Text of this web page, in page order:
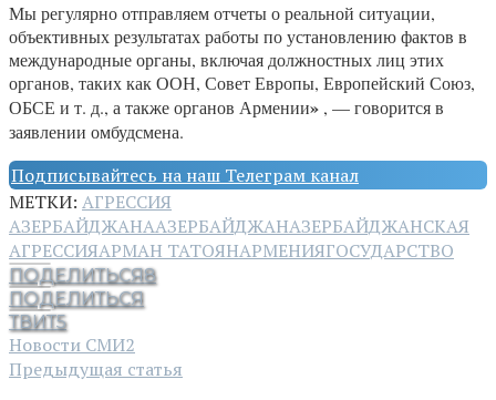
Мы регулярно отправляем отчеты о реальной ситуации,
объективных результатах работы по установлению фактов в
международные органы, включая должностных лиц этих
органов, таких как ООН, Совет Европы, Европейский Союз,
ОБСЕ и т. д., а также органов Армении» , — говорится в
заявлении омбудсмена.
Подписывайтесь на наш Телеграм канал
МЕТКИ: АГРЕССИЯ
АЗЕРБАЙДЖАНААЗЕРБАЙДЖАНАЗЕРБАЙДЖАНСКАЯ
АГРЕССИЯАРМАН ТАТОЯНАРМЕНИЯГОСУДАРСТВО
ПОДЕЛИТЬСЯ8
ПОДЕЛИТЬСЯ
ТВИТ5
Новости СМИ2
Предыдущая статья